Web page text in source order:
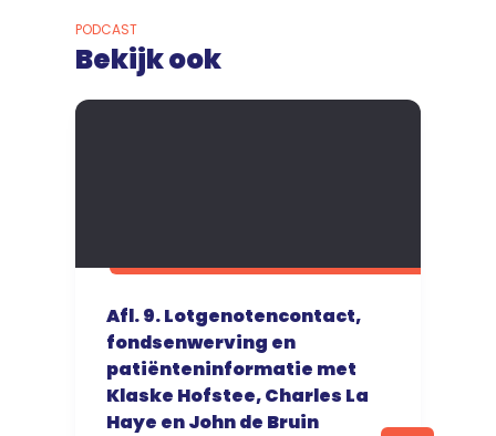
PODCAST
Bekijk ook
Afl. 9. Lotgenotencontact,
fondsenwerving en
patiënteninformatie met
Klaske Hofstee, Charles La
Haye en John de Bruin